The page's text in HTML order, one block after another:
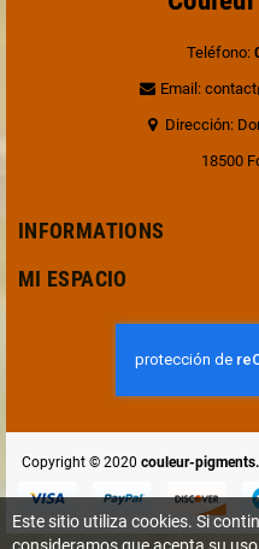
Teléfono:
Email:
Dirección:
18500
INFORMATIONS
MI ESPACIO A
Copyright © 2020 couleur-
Este sitio utiliza cookies. Si